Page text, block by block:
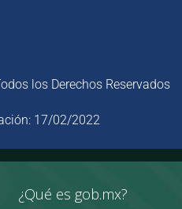
los Derechos Reservados
17/02/2022
¿Qué es gob.mx?